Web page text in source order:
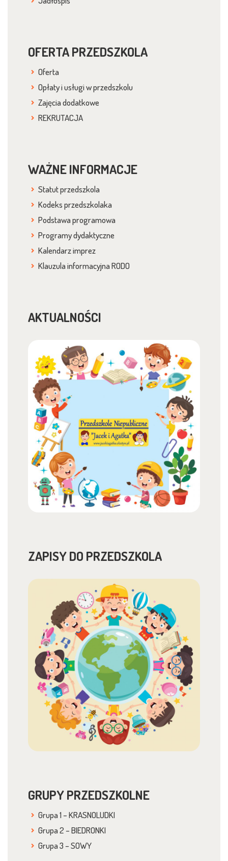
OFERTA PRZEDSZKOLA
Oferta
Opłaty i usługi w przedszkolu
Zajęcia dodatkowe
REKRUTACJA
WAŻNE INFORMACJE
Statut przedszkola
Kodeks przedszkolaka
Podstawa programowa
Programy dydaktyczne
Kalendarz imprez
Klauzula informacyjna RODO
AKTUALNOŚCI
ZAPISY DO PRZEDSZKOLA
GRUPY PRZEDSZKOLNE
Grupa 1 – KRASNOLUDKI
Grupa 2 – BIEDRONKI
Grupa 3 – SOWY